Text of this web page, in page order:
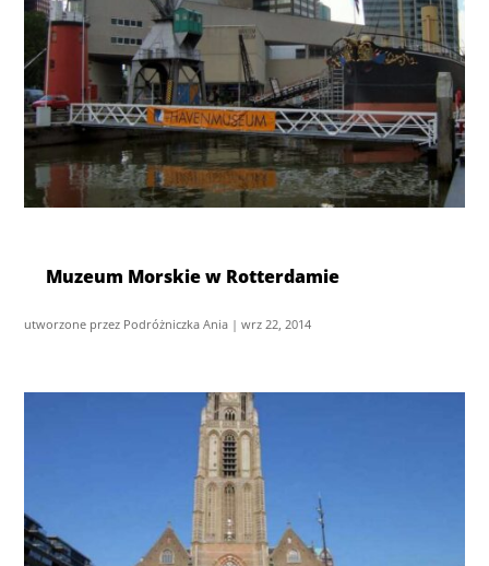
Muzeum Morskie w Rotterdamie
utworzone przez Podróżniczka Ania |wrz 22, 2014